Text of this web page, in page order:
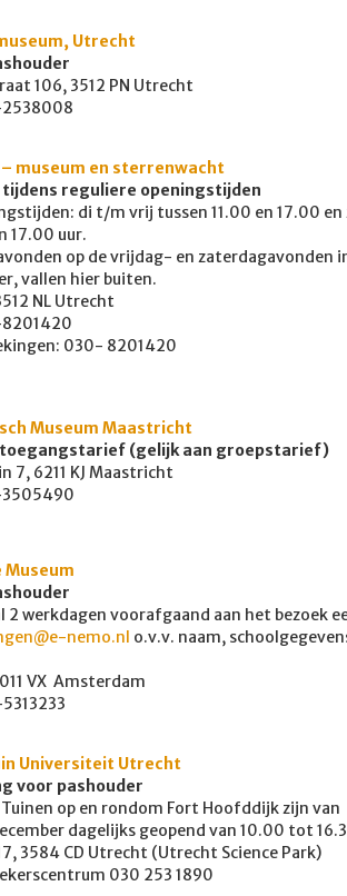
Utrecht
106, 3512 PN Utrecht
museum en sterrenwacht
reguliere openingstijden
di t/m vrij tussen 11.00 en 17.00 en
17.00 uur.
op de vrijdag- en zaterdagavonden
vallen hier buiten.
NL Utrecht
030- 8201420
Museum Maastricht
(gelijk aan groepstarief)
7, 6211 KJ Maastricht
Museum
2 werkdagen voorafgaand aan het bezoek
nemo.nl o.v.v. naam,
VX Amsterdam
Universiteit Utrecht
voor pashouder
op en rondom Fort Hoofddijk zijn van
dagelijks geopend van 10.00 tot
3584 CD Utrecht (Utrecht Science Park)
030 253 1890